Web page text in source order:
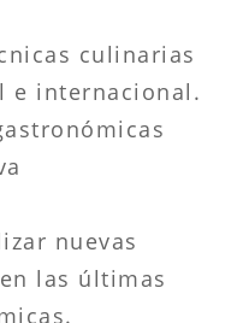
culinarias
e internacional.
nuevas
las últimas